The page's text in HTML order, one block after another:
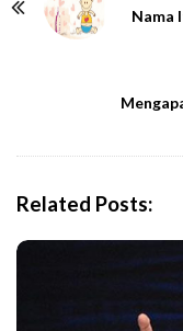
Nama
Related Posts: